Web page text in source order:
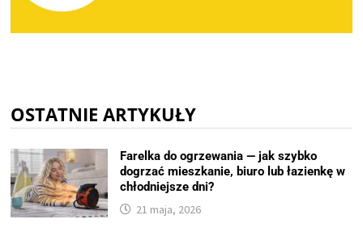
OSTATNIE ARTYKUŁY
Farelka do ogrzewania — jak szybko
dogrzać mieszkanie, biuro lub łazienkę w
chłodniejsze dni?
21 maja, 2026